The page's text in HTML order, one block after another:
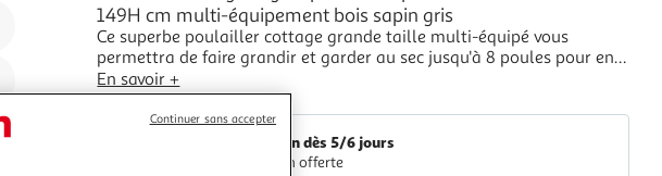
l'illustration
100
%
Partager
le
produit
149H cm multi-équipement bois sapin gris
Ce superbe poulailler cottage grande taille multi-équipé vous
permettra de faire grandir et garder au sec jusqu'à 8 poules pour en
tirer le meilleur rendement de ponte !Caractéristiques :- Offrez à vos
poules ce magnifique poulailler cottage afin de les protéger contre
les aléas climatiques, les pré
En savoir +
Vendu parAosom
Livraison dès 5/6 jours
Livraison offerte
Continuer sans accepter